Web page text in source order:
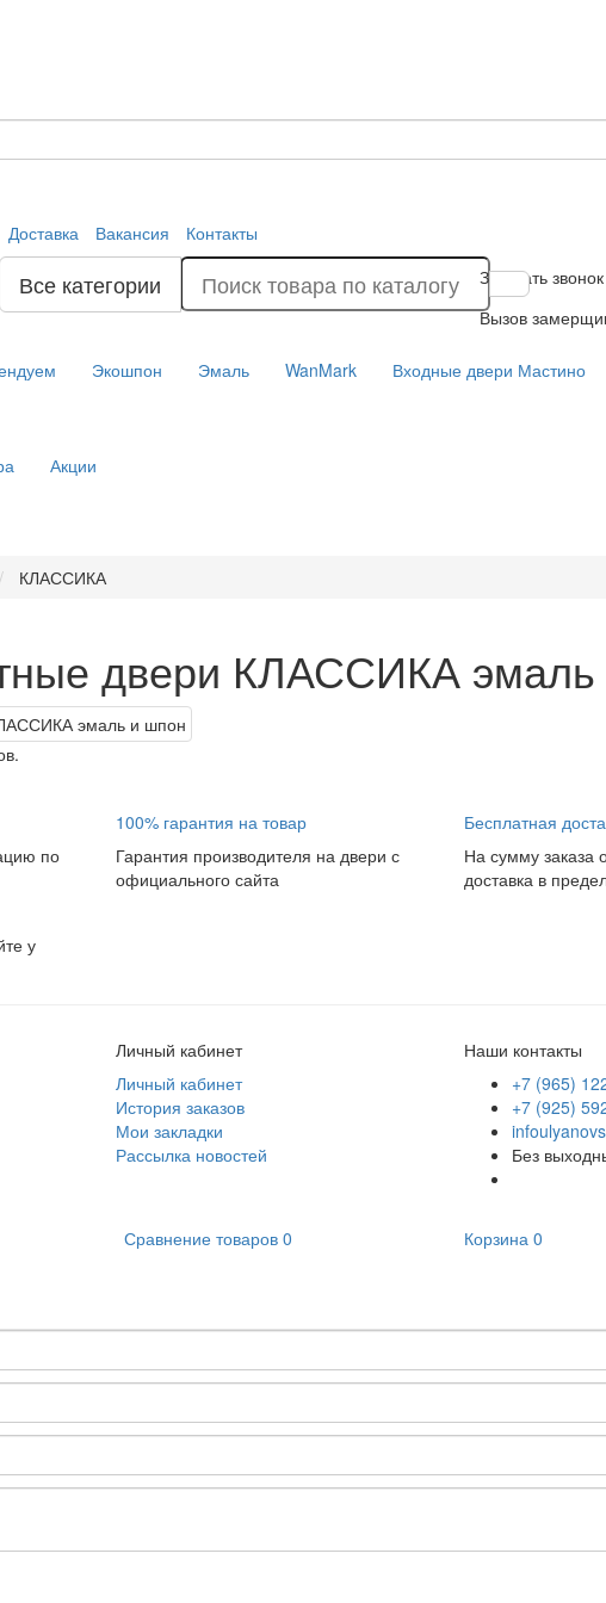
Доставка Вакансия Контакты
Все категории
Заказать звонок
Вызов
Экошпон Эмаль WanMark Входные двери Мастино
Акции
КЛАССИКА
двери КЛАССИКА
по
100% гарантия на товар
Гарантия производителя на двери с
официального сайта
Бесплатная
На сумму заказа
доставка в
у
Личный кабинет
Личный кабинет
История заказов
Мои закладки
Рассылка новостей
Наши контакты
+7 (965)
+7 (925)
Без
Сравнение товаров 0 Корзина 0